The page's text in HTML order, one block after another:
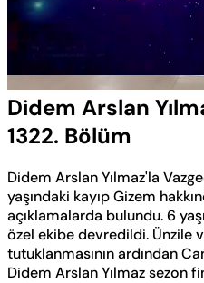
Aç
Didem Arslan
1322. Bölüm
Didem Arslan Yılmaz'la
yaşındaki kayıp Gizem
açıklamalarda bulundu. 6
özel ekibe devredildi. Ünzile
tutuklanmasının ardından
Didem Arslan Yılmaz sezon